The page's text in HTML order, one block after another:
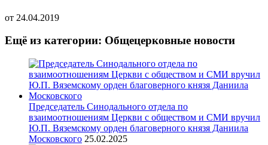
от 24.04.2019
Ещё из категории: Общецерковные новости
Председатель Синодального отдела по
взаимоотношениям Церкви с обществом и СМИ вручил
Ю.П. Вяземскому орден благоверного князя Даниила
Московского 25.02.2025